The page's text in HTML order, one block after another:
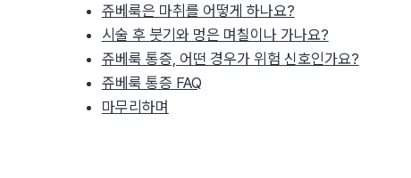
쥬베룩은 마취를 어떻게 하나요?
시술 후 붓기와 멍은 며칠이나 가나요?
쥬베룩 통증, 어떤 경우가 위험 신호인가요?
쥬베룩 통증 FAQ
마무리하며